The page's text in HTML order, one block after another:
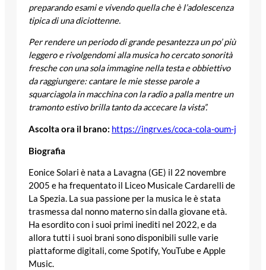
preparando esami e vivendo quella che è l’adolescenza
tipica di una diciottenne.
Per rendere un periodo di grande pesantezza un po’ più
leggero e rivolgendomi alla musica ho cercato sonorità
fresche con una sola immagine nella testa e obbiettivo
da raggiungere: cantare le mie stesse parole a
squarciagola in macchina con la radio a palla mentre un
tramonto estivo brilla tanto da accecare la vista”.
Ascolta ora il brano: https://ingrv.es/coca-cola-oum-j
Biografia
Eonice Solari è nata a Lavagna (GE) il 22 novembre
2005 e ha frequentato il Liceo Musicale Cardarelli de
La Spezia. La sua passione per la musica le è stata
trasmessa dal nonno materno sin dalla giovane età.
Ha esordito con i suoi primi inediti nel 2022, e da
allora tutti i suoi brani sono disponibili sulle varie
piattaforme digitali, come Spotify, YouTube e Apple
Music.